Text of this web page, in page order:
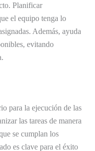
Planificar
el equipo tenga lo
Además, ayuda
evitando
para la ejecución de las
las tareas de manera
se cumplan los
es clave para el éxito